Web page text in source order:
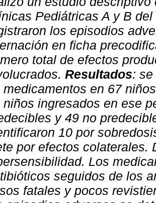
Pediátricas A y B
los episodios
en ficha
total de efectos
Resultados:
medicamentos en 67
niños ingresados en ese
y 49 no
10 por
por efectos colaterales.
Los
seguidos de los
fatales y pocos